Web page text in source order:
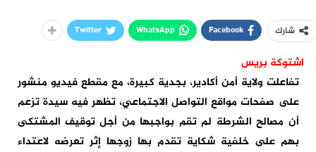
شارك Facebook
WhatsApp
Twitter
اشتوكة بريس
تفاعلت ولاية أمن أكادير، بجدية كبيرة، مع مقطع فيديو منشور
على صفحات مواقع التواصل الاجتماعي، تظهر فيه سيدة تزعم
أن مصالح الشرطة لم تقم بواجبها من أجل توقيف المشتكى
بهم على خلفية شكاية تقدم بها زوجها إثر تعرضه لاعتداء